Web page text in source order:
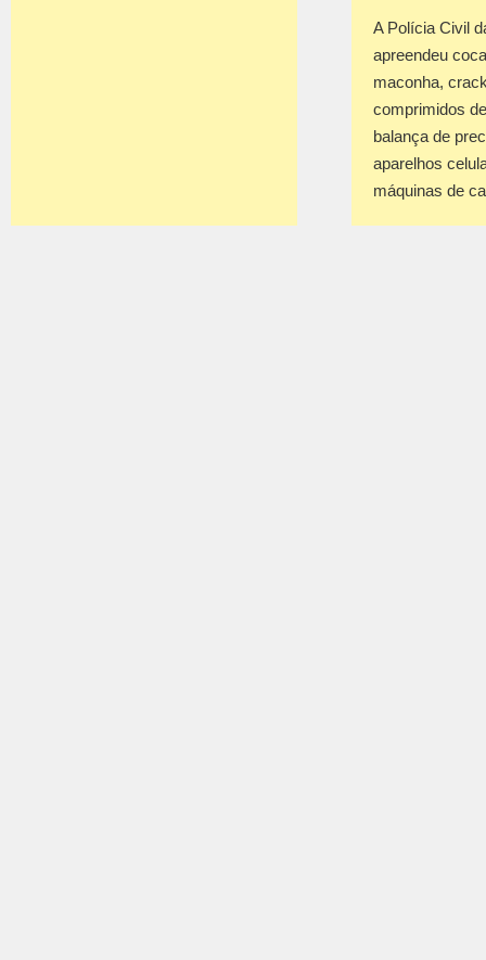
A Polícia Civil
apreendeu
maconha,
comprimidos
balança de
aparelhos
máquinas de